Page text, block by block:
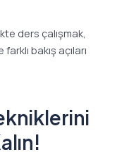
ders çalışmak,
bakış açıları